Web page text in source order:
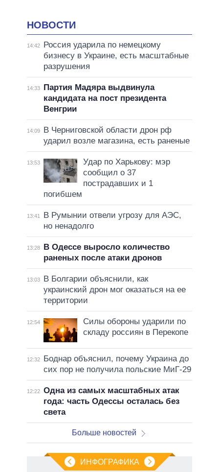
НОВОСТИ
14:42
Россия ударила по немецкому
бизнесу в Украине, есть масштабные
разрушения
14:33
Партия Мадяра выдвинула
кандидата на пост президента
Венгрии
14:09
В Черниговской области дрон рф
ударил возле магазина, есть раненые
13:53
Удар по Харькову: мэр
сообщил о 37
пострадавших и 1
погибшем
13:41
В Румынии отвели угрозу для АЭС,
но ненадолго
13:28
В Одессе выросло количество
раненых после атаки дронов
13:03
В Болгарии объяснили, как
украинский дрон мог оказаться на ее
территории
12:54
Силы обороны ударили по
складу россиян в Перекопе
12:32
Боднар объяснил, почему Украина до
сих пор не получила польские МиГ-29
12:22 Одна из самых масштабных атак
года: часть Одессы осталась без
света
Больше новостей
ИНФОГРАФИКА